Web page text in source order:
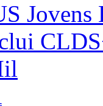
Jovens